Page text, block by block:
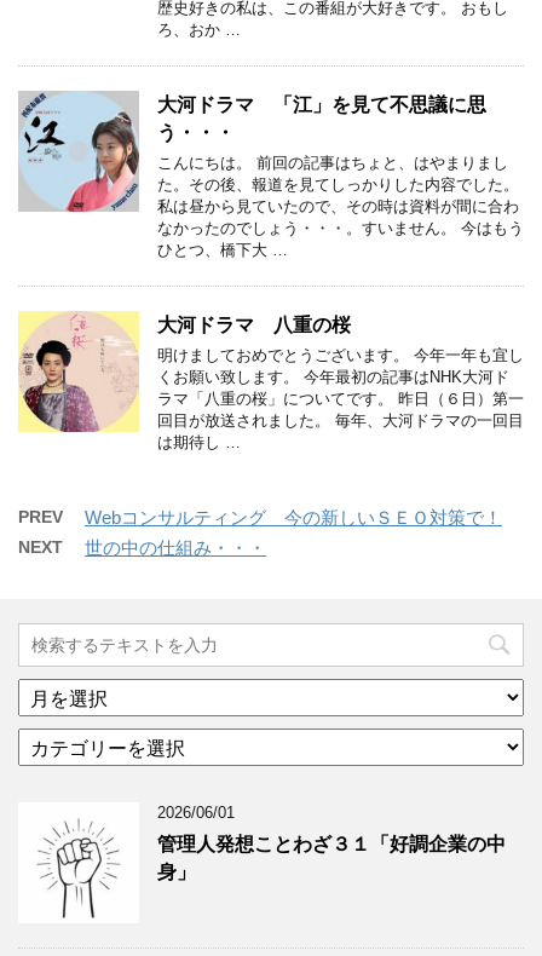
歴史好きの私は、この番組が大好きです。 おもし
ろ、おか …
大河ドラマ 「江」を見て不思議に思
う・・・
こんにちは。 前回の記事はちょと、はやまりまし
た。その後、報道を見てしっかりした内容でした。
私は昼から見ていたので、その時は資料が間に合わ
なかったのでしょう・・・。すいません。 今はもう
ひとつ、橋下大 …
大河ドラマ 八重の桜
明けましておめでとうございます。 今年一年も宜し
くお願い致します。 今年最初の記事はNHK大河ド
ラマ「八重の桜」についてです。 昨日（６日）第一
回目が放送されました。 毎年、大河ドラマの一回目
は期待し …
PREV Webコンサルティング 今の新しいＳＥＯ対策で！
NEXT 世の中の仕組み・・・
ア
ー
イ
グ
テ
ー
2026/06/01
管理人発想ことわざ３１「好調企業の中
身」